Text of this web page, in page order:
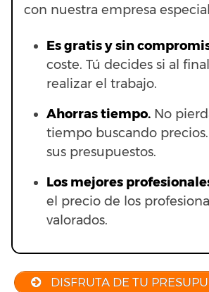
con nuestra empresa
Es gratis y sin
coste. Tú decides si al
realizar el trabajo.
Ahorras tiempo. No
tiempo buscando
sus presupuestos.
Los mejores
el precio de los
valorados.
DISFRUTA DE TU